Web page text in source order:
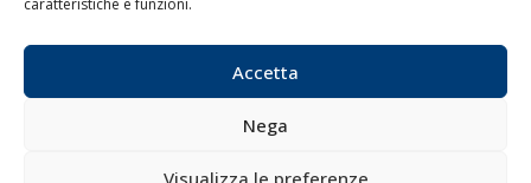
caratteristiche e funzioni.
Accetta
Nega
Visualizza le preferenze
Sostenibilità
Compagnie di Navigazione
Blue economy